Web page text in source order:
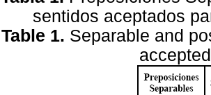
sentidos aceptados
Table 1. Separable and